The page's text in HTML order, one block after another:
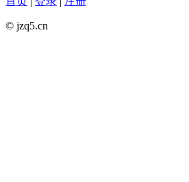
© jzq5.cn